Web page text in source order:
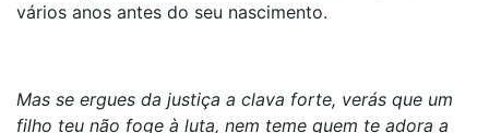
vários anos antes do seu nascimento.
Mas se ergues da justiça a clava forte, verás que um
filho teu não foge à luta, nem teme quem te adora a